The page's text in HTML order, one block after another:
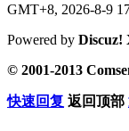
GMT+8, 2026-8-9
Powered by Discuz!
© 2001-2013
快速回复 返回顶部